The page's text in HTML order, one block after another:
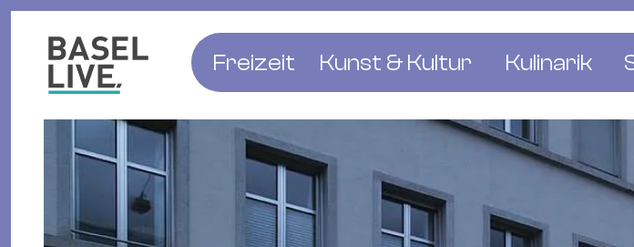
Freizeit
Musik & Konzerte
Club & Party
Familie & Kinder
Kino & Film
Kunst & Kultur
Museen
Theater
Galerien & Ausstellungen
Literatur & Bücher
Kulinarik
Bars & Pubs
Cafés &
Bäckereien